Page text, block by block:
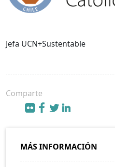
Jefa UCN+Sustentable
Comparte
MÁS INFORMACIÓN